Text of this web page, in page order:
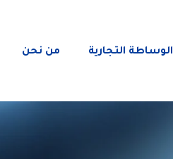
الوساطة التجارية من نحن